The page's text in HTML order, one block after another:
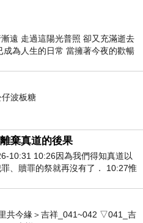
遠 走過這陽光普照 卻又充滿逝去
成為人生的日常 當擁著今夜的歡暢
日 而明晨 太陽
波板糖
棄真道的後果
10:31 10:26因為我們得知真道以
、贖罪的祭就再沒有了． 10:27惟
和那燒滅眾敵人的烈火
共今緣＞吉祥_041~042 ▽041_吉